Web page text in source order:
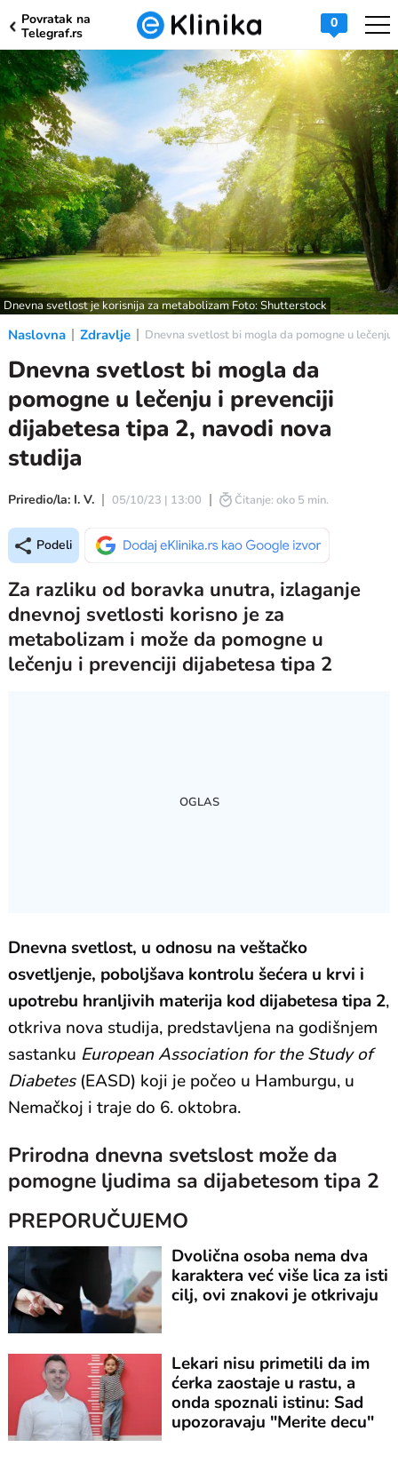
Povratak na
Telegraf.rs
0
Dnevna svetlost je korisnija za metabolizam Foto: Shutterstock
Naslovna Zdravlje Dnevna svetlost bi mogla da pomogne u
Dnevna svetlost bi mogla da
pomogne u lečenju i prevenciji
dijabetesa tipa 2, navodi nova
studija
Priredio/la: I. V. 05/10/23 | 13:00 Čitanje: oko 5 min.
Podeli
Za razliku od boravka unutra, izlaganje
dnevnoj svetlosti korisno je za
metabolizam i može da pomogne u
lečenju i prevenciji dijabetesa tipa 2
Dnevna svetlost, u odnosu na veštačko
osvetljenje, poboljšava kontrolu šećera u krvi i
upotrebu hranljivih materija kod dijabetesa tipa 2,
otkriva nova studija, predstavljena na godišnjem
sastanku European Association for the Study of
Diabetes(EASD) koji je počeo u Hamburgu, u
Nemačkoj i traje do 6. oktobra.
Prirodna dnevna svetslost može da
pomogne ljudima sa dijabetesom tipa 2
PREPORUČUJEMO
Dvolična osoba nema dva
karaktera već više lica za isti
cilj, ovi znakovi je otkrivaju
Lekari nisu primetili da im
ćerka zaostaje u rastu, a
onda spoznali istinu: Sad
upozoravaju "Merite decu"